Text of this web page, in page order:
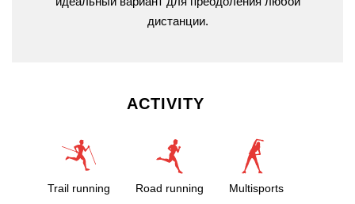
дистанции.
ACTIVITY
Trail running Road running Multisports